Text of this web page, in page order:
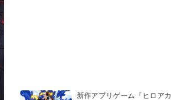
新作アプリゲーム『ヒロアカ